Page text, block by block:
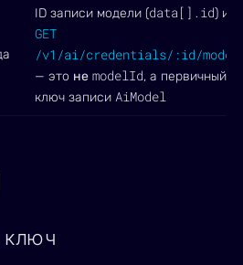
ID записи модели (data[].id) из
GET
/v1/ai/credentials/:id/
— это не modelId, а первичный
ключ записи AiModel